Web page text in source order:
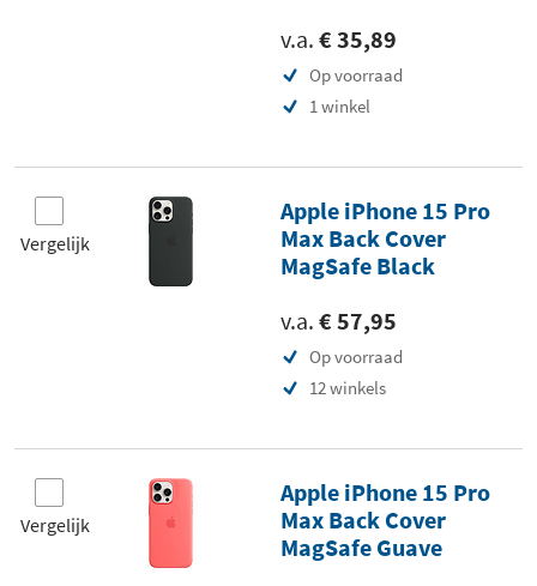
v.a. € 35,89
Op voorraad
1 winkel
Vergelijk
Apple iPhone 15 Pro
Max Back Cover
MagSafe Black
v.a. € 57,95
Op voorraad
12 winkels
Vergelijk
Apple iPhone 15 Pro
Max Back Cover
MagSafe Guave